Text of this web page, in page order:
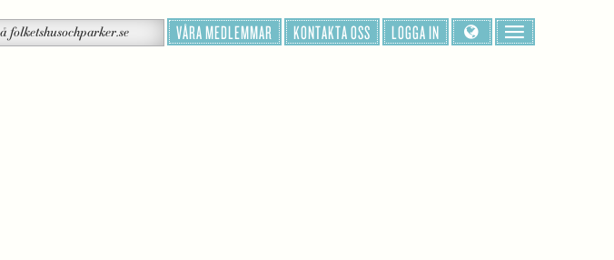
VÅRA MEDLEMMAR KONTAKTA OSS LOGGA IN